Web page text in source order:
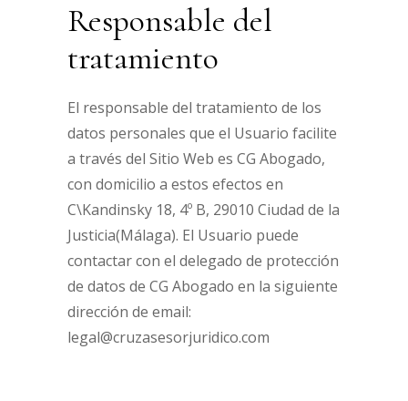
Responsable del
tratamiento
El responsable del tratamiento de los
datos personales que el Usuario facilite
a través del Sitio Web es CG Abogado,
con domicilio a estos efectos en
C\Kandinsky 18, 4º B, 29010 Ciudad de la
Justicia(Málaga). El Usuario puede
contactar con el delegado de protección
de datos de CG Abogado en la siguiente
dirección de email:
legal@cruzasesorjuridico.com